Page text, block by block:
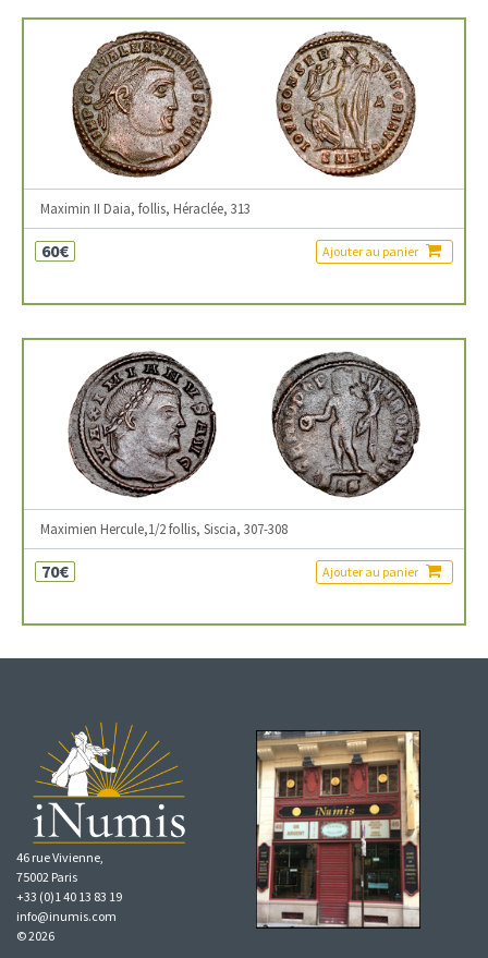
Maximin II Daia, follis, Héraclée, 313
60€ Ajouter au panier
Maximien Hercule,1/2 follis, Siscia, 307-308
70€ Ajouter au panier
46 rue Vivienne,
75002 Paris
+33 (0)1 40 13 83 19
info@inumis.com
© 2026